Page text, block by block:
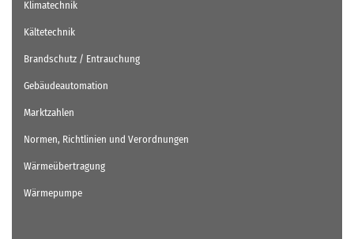
Klimatechnik
Kältetechnik
Brandschutz / Entrauchung
Gebäudeautomation
Marktzahlen
Normen, Richtlinien und Verordnungen
Wärmeübertragung
Wärmepumpe